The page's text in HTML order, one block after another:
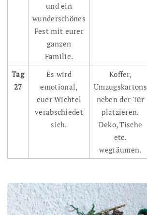
und ein
wunderschönes
Fest mit eurer
ganzen
Familie.
Tag
27
Es wird
emotional,
euer Wichtel
verabschiedet
sich.
Koffer,
Umzugskartons
neben der Tür
platzieren.
Deko, Tische
etc.
wegräumen.